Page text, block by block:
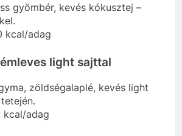
gyömbér, kevés kókusztej –
kcal/adag
light sajttal
zöldségalaplé, kevés light
kcal/adag